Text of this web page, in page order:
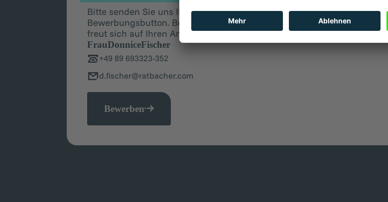
Bitte senden Sie uns Ihre Bewerbungsunterlagen über den folgenden
Bewerbungsbutton. Bei Fragen zu einer Vakanz oder zu Ihrer Bewerbung
freut sich auf Ihren Anruf:
FrauDonniceFischer
+49 89 693323-352
d.fischer@ratbacher.com
Bewerben